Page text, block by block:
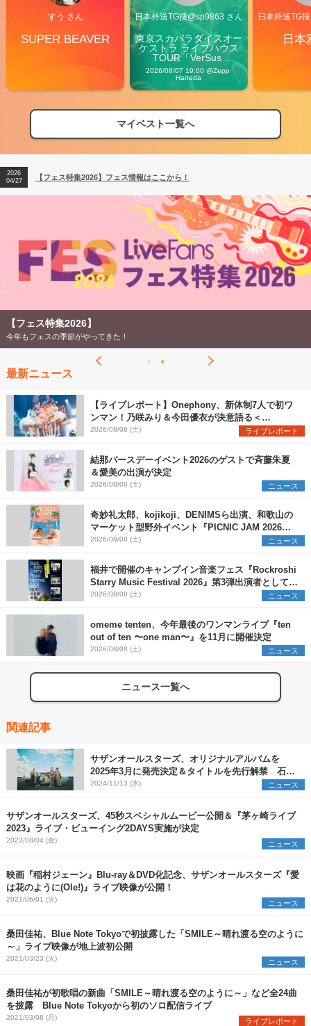
すう さん
SUPER BEAVER
日本外送TG搜@sp9863 さん
東京スカパラダイスオー
ケストラ ライブハウス
TOUR「VerSus
Carnival」
2026/08/07 19:00 @Zepp
Haneda
日本外送TG
日本
マイベスト一覧へ
【フェス特集2026】フェス情報はここから！
【ライブ動員ランキング】2026年上半期編発表！
2026
04/27
【フェス特集2026】フェス情報はここから！
2026
【ライブ動員ランキング】2026年上半期編発表！
【フェス特集2026】
今年もフェスの季節がやってきた！
最新ニュース
【ライブレポート】Onephony、新体制7人で初ワ
ンマン！乃咲みり＆今田優衣が決意語る＜
Onephony新体制1st Oneman Live はじまりの夏
＞
2026/08/08 (土) ライブレポート
結那バースデーイベント2026のゲストで斉藤朱夏
＆愛美の出演が決定
2026/08/08 (土) ニュース
奇妙礼太郎、kojikoji、DENIMSら出演、和歌山の
マーケット型野外イベント『PICNIC JAM 2026』
早割チケット発売開始
2026/08/08 (土) ニュース
福井で開催のキャンプイン音楽フェス『Rockroshi
Starry Music Festival 2026』第3弾出演者として
SCOOBIE DO、かりゆし58、Reiを発表
2026/08/08 (土) ニュース
omeme tenten、今年最後のワンマンライブ『ten
out of ten 〜one man〜』を11月に開催決定
2026/08/08 (土) ニュース
ニュース一覧へ
関連記事
サザンオールスターズ、オリジナルアルバムを
2025年3月に発売決定＆タイトルを先行解禁 石川
を皮切りにアリーナ＆ドームを巡る全国ツアーの開
催も発表に
2024/11/13 (水) ニュース
サザンオールスターズ、45秒スペシャルムービー公開＆『茅ヶ崎ライブ
2023』ライブ・ビューイング2DAYS実施が決定
2023/08/04 (金) ニュース
映画『稲村ジェーン』Blu-ray＆DVD化記念、サザンオールスターズ『愛
は花のように(Ole!)』ライブ映像が公開！
2021/06/01 (火) ニュース
桑田佳祐、Blue Note Tokyoで初披露した「SMILE～晴れ渡る空のように
～」ライブ映像が地上波初公開
2021/03/23 (火) ニュース
桑田佳祐が初歌唱の新曲「SMILE～晴れ渡る空のように～」など全24曲
を披露 Blue Note Tokyoから初のソロ配信ライブ
2021/03/08 (月) ライブレポート